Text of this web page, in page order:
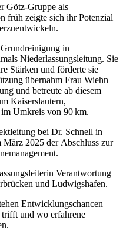
Götz-Gruppe als
früh zeigte sich ihr Potenzial
in
Niederlassungsleitung. Sie
Stärken und förderte sie
übernahm Frau Wiehn
und betreute ab diesem
Kaiserslautern,
Umkreis von 90 km.
bei Dr. Schnell in
2025 der Abschluss zur
Verantwortung
und Ludwigshafen.
Entwicklungschancen
und wo erfahrene